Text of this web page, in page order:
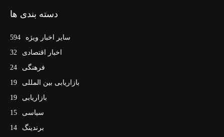
دسته بندی ها
سایر اخبار ویژه
594
اخبار اقتصادی
32
فرهنگی
24
بازاریابی بین المللی
19
بازاریابی
19
سیاسی
15
برندینگ
14